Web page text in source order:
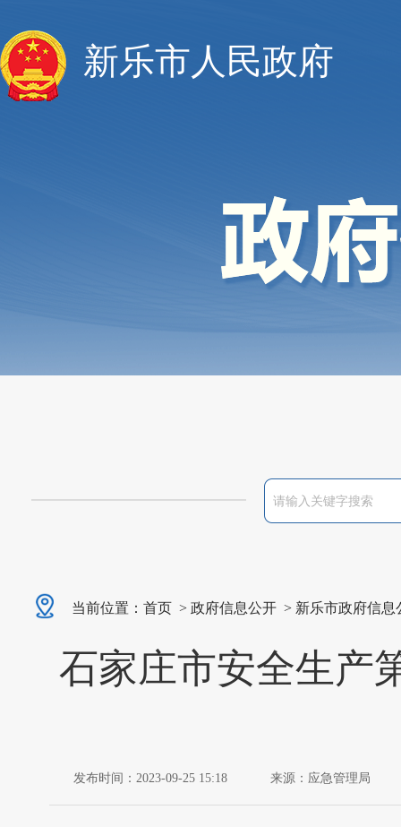
新乐市人民政府
当前位置： 首页 > 政府信息公开 > 新乐市政府信息
石家庄市安全生产
发布时间：2023-09-25 15:18 来源：应急管理局